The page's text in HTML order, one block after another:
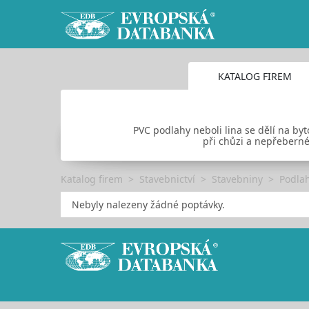
KATALOG FIREM
PVC podlahy neboli lina se dělí na
při chůzi a
Katalog firem Stavebnictví Stavebniny
Nebyly nalezeny žádné poptávky.